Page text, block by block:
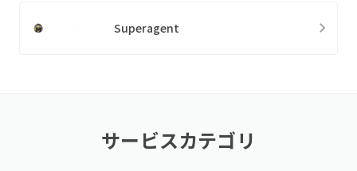
Superagent
サービスカテゴリ